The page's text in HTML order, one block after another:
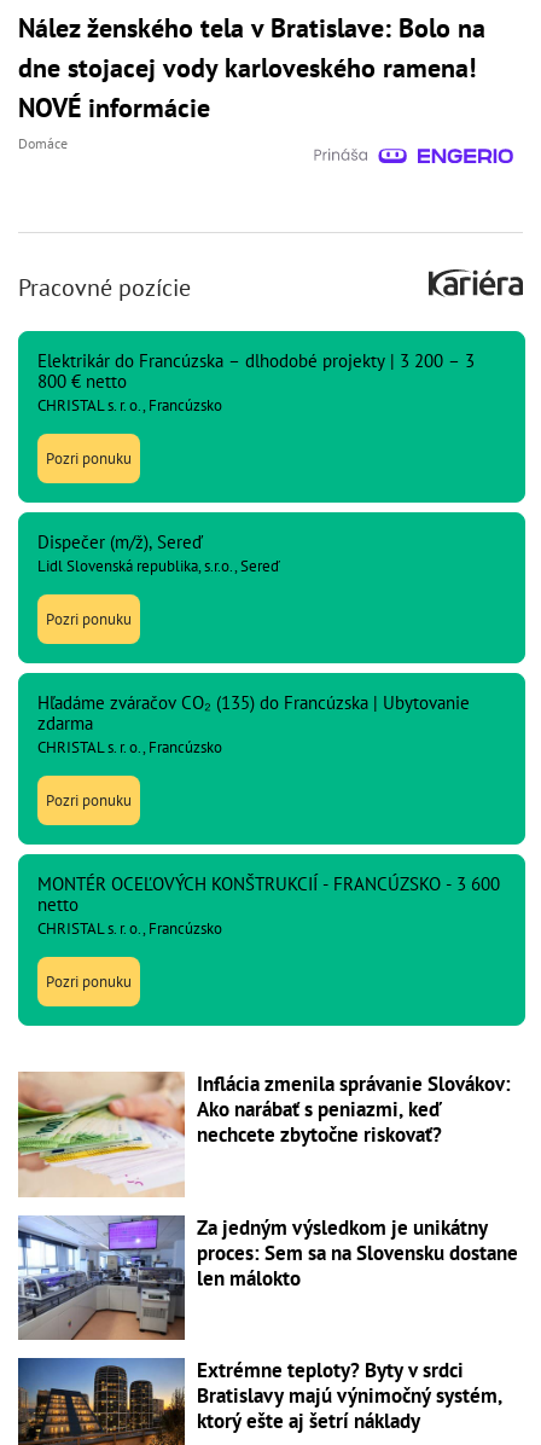
Nález ženského tela v Bratislave: Bolo na
dne stojacej vody karloveského ramena!
NOVÉ informácie
Domáce
Pracovné pozície
Elektrikár do Francúzska – dlhodobé projekty | 3 200 – 3
800 € netto
CHRISTAL s. r. o., Francúzsko
Pozri ponuku
Dispečer (m/ž), Sereď
Lidl Slovenská republika, s.r.o., Sereď
Pozri ponuku
Hľadáme zváračov CO₂ (135) do Francúzska | Ubytovanie
zdarma
CHRISTAL s. r. o., Francúzsko
Pozri ponuku
MONTÉR OCEĽOVÝCH KONŠTRUKCIÍ - FRANCÚZSKO - 3 600
netto
CHRISTAL s. r. o., Francúzsko
Pozri ponuku
Inflácia zmenila správanie Slovákov:
Ako narábať s peniazmi, keď
nechcete zbytočne riskovať?
Za jedným výsledkom je unikátny
proces: Sem sa na Slovensku dostane
len málokto
Extrémne teploty? Byty v srdci
Bratislavy majú výnimočný systém,
ktorý ešte aj šetrí náklady